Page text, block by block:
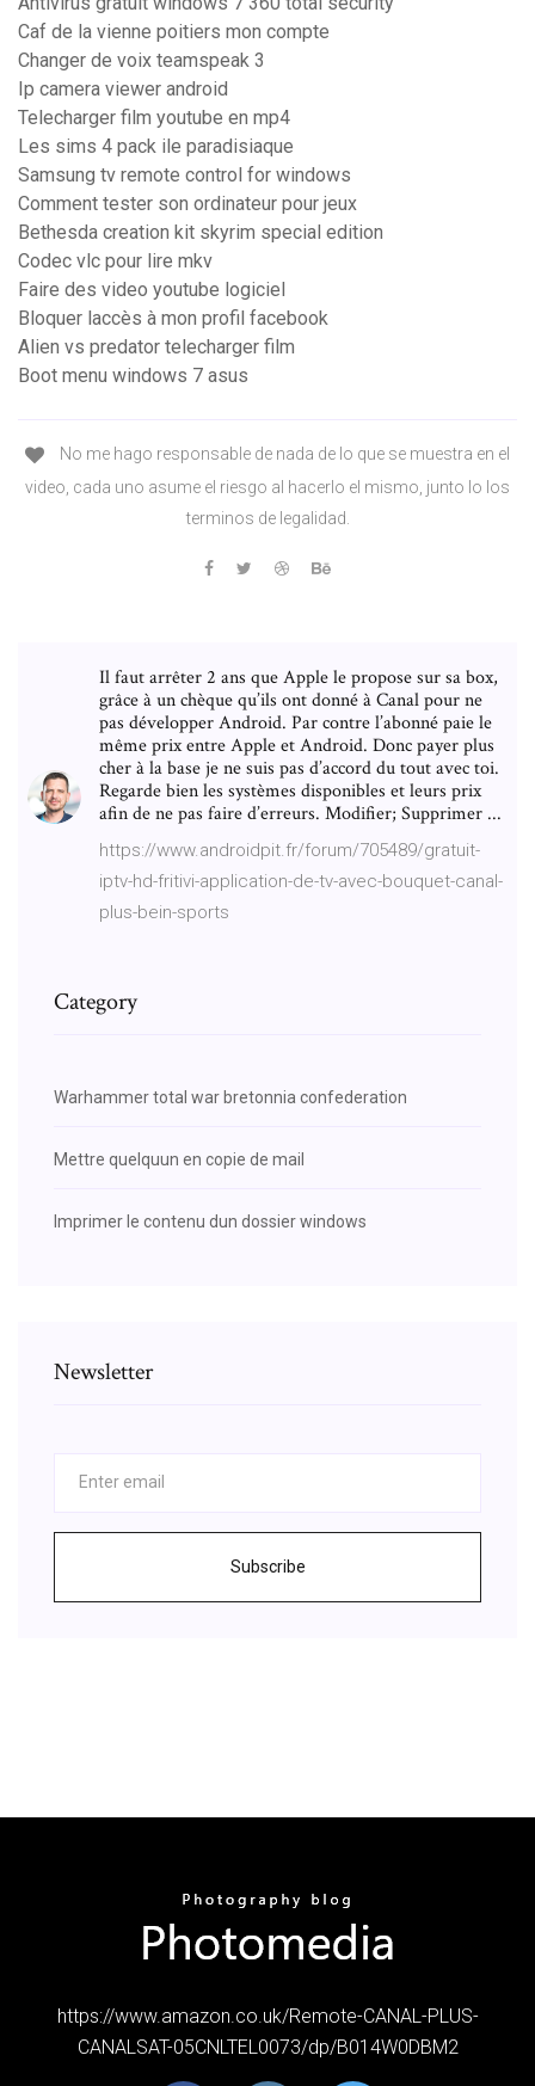
Caf de la vienne poitiers mon compte
Changer de voix teamspeak 3
Ip camera viewer android
Telecharger film youtube en mp4
Les sims 4 pack ile paradisiaque
Samsung tv remote control for windows
Comment tester son ordinateur pour jeux
Bethesda creation kit skyrim special edition
Codec vlc pour lire mkv
Faire des video youtube logiciel
Bloquer laccès à mon profil facebook
Alien vs predator telecharger film
Boot menu windows 7 asus
No me hago responsable de nada de lo que se muestra en el
video, cada uno asume el riesgo al hacerlo el mismo, junto lo los
terminos de legalidad.
Il faut arrêter 2 ans que Apple le propose sur sa box,
grâce à un chèque qu’ils ont donné à Canal pour ne
pas développer Android. Par contre l’abonné paie le
même prix entre Apple et Android. Donc payer plus
cher à la base je ne suis pas d’accord du tout avec toi.
Regarde bien les systèmes disponibles et leurs prix
afin de ne pas faire d’erreurs. Modifier; Supprimer ...
https://www.androidpit.fr/forum/705489/gratuit-
iptv-hd-fritivi-application-de-tv-avec-bouquet-canal-
plus-bein-sports
Category
Warhammer total war bretonnia confederation
Mettre quelquun en copie de mail
Imprimer le contenu dun dossier windows
Newsletter
Subscribe
https://www.amazon.co.uk/Remote-CANAL-PLUS-
CANALSAT-05CNLTEL0073/dp/B014W0DBM2